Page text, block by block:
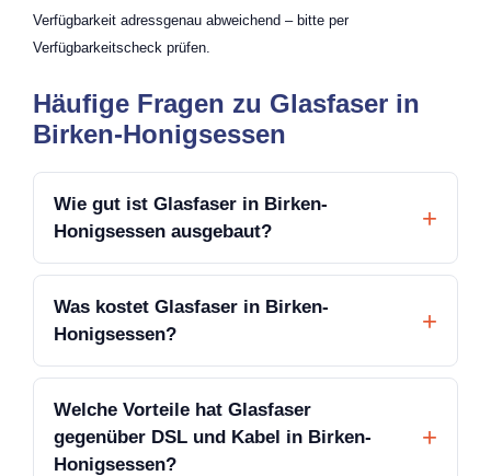
Verfügbarkeit adressgenau abweichend – bitte per
Verfügbarkeitscheck prüfen.
Häufige Fragen zu Glasfaser in
Birken-Honigsessen
Wie gut ist Glasfaser in Birken-
Honigsessen ausgebaut?
Was kostet Glasfaser in Birken-
Honigsessen?
Welche Vorteile hat Glasfaser
gegenüber DSL und Kabel in Birken-
Honigsessen?